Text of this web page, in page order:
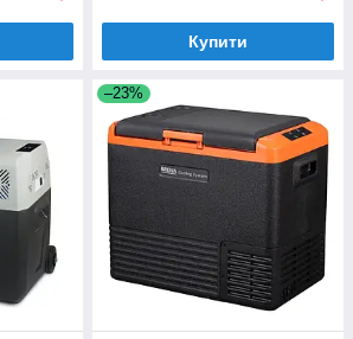
Купити
–23%